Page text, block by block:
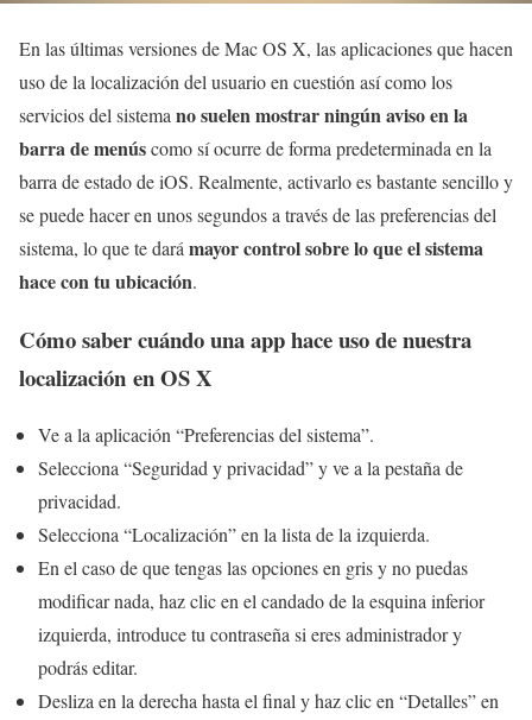
En las últimas versiones de Mac OS X, las aplicaciones que hacen
uso de la localización del usuario en cuestión así como los
servicios del sistema no suelen mostrar ningún aviso en la
barra de menúscomo sí ocurre de forma predeterminada en la
barra de estado de iOS. Realmente, activarlo es bastante sencillo y
se puede hacer en unos segundos a través de las preferencias del
sistema, lo que te dará mayor control sobre lo que el sistema
hace con tu ubicación.
Cómo saber cuándo una app hace uso de nuestra
localización en OS X
Ve a la aplicación “Preferencias del sistema”.
Selecciona “Seguridad y privacidad” y ve a la pestaña de
privacidad.
Selecciona “Localización” en la lista de la izquierda.
En el caso de que tengas las opciones en gris y no puedas
modificar nada, haz clic en el candado de la esquina inferior
izquierda, introduce tu contraseña si eres administrador y
podrás editar.
Desliza en la derecha hasta el final y haz clic en “Detalles” en